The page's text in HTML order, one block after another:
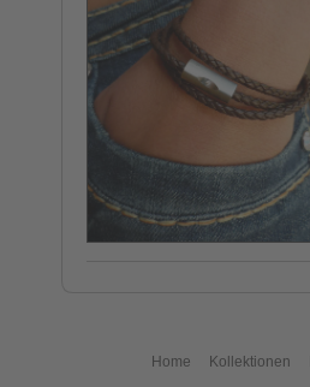
Home Kollektionen